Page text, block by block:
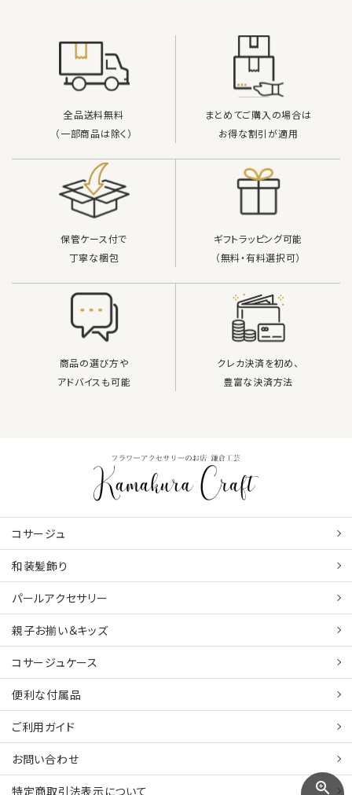
zoom_in
検索する
全品送料無料
（一部商品は除く）
まとめてご購入の場合は
お得な割引が適用
保管ケース付で
丁寧な梱包
ギフトラッピング可能
（無料・有料選択可）
商品の選び方や
アドバイスも可能
クレカ決済を初め、
豊富な決済方法
コサージュ
和装髪飾り
パールアクセサリー
親子お揃い＆キッズ
コサージュケース
便利な付属品
ご利用ガイド
お問い合わせ
特定商取引法表示について